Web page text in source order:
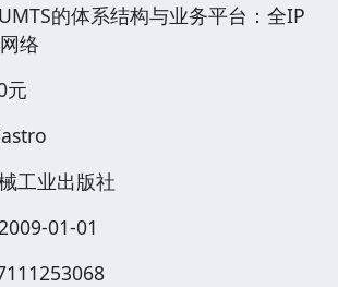
的体系结构与业务平台：全IP
络
元
工业出版社
01-01